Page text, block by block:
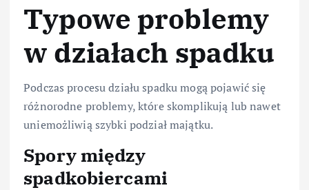
Typowe problemy
w działach spadku
Podczas procesu działu spadku mogą pojawić się
różnorodne problemy, które skomplikują lub nawet
uniemożliwią szybki podział majątku.
Spory między
spadkobiercami